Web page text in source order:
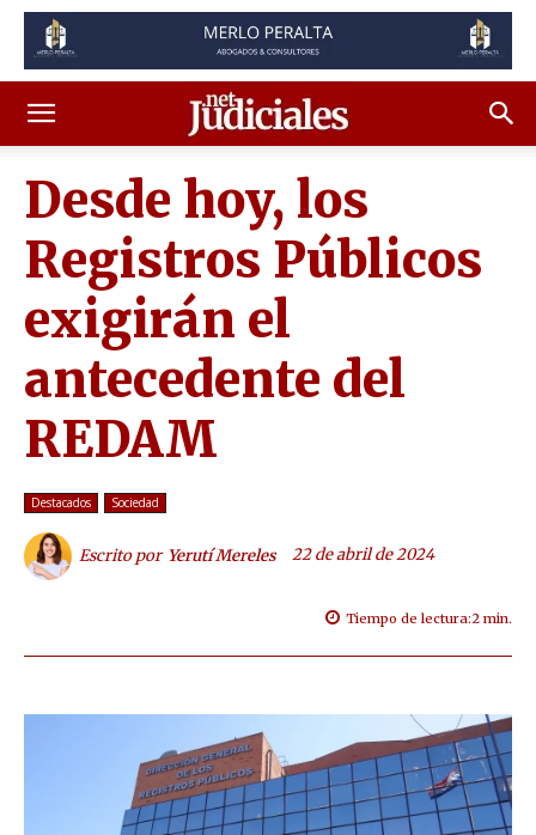
Desde hoy, los
Registros Públicos
exigirán el
antecedente del
REDAM
Destacados Sociedad
Escrito por Yerutí Mereles 22 de abril de 2024
Tiempo de lectura:2 min.